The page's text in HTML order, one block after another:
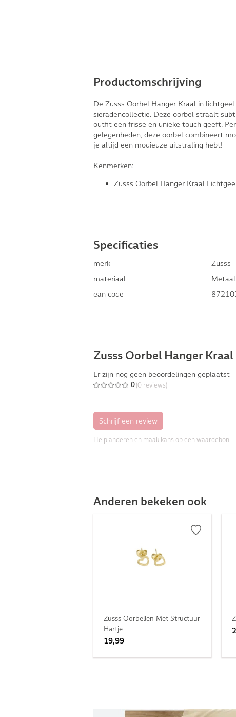
Productomschrijving
De Zusss Oorbel Hanger Kraal in
sieradencollectie. Deze oorbel straalt
outfit een frisse en unieke touch geeft.
gelegenheden, deze oorbel combineert
je altijd een modieuze uitstraling hebt!
Kenmerken:
Zusss Oorbel Hanger Kraal
Specificaties
merk
Zusss
materiaal
Metaal
ean code
Zusss Oorbel Hanger
Er zijn nog geen beoordelingen geplaatst
0 (0 reviews)
Help anderen en maak kans op een waardebon
Anderen bekeken ook
Zusss Oorbellen Met Structuur
Hartje
19,99